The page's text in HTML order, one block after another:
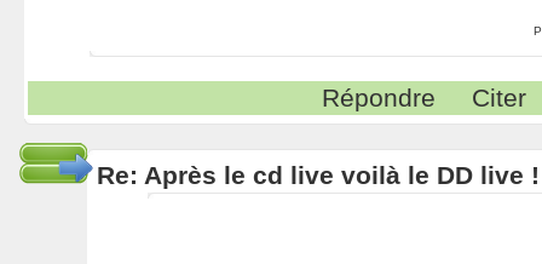
Répondre Citer
Re: Après le cd live voilà le DD live !